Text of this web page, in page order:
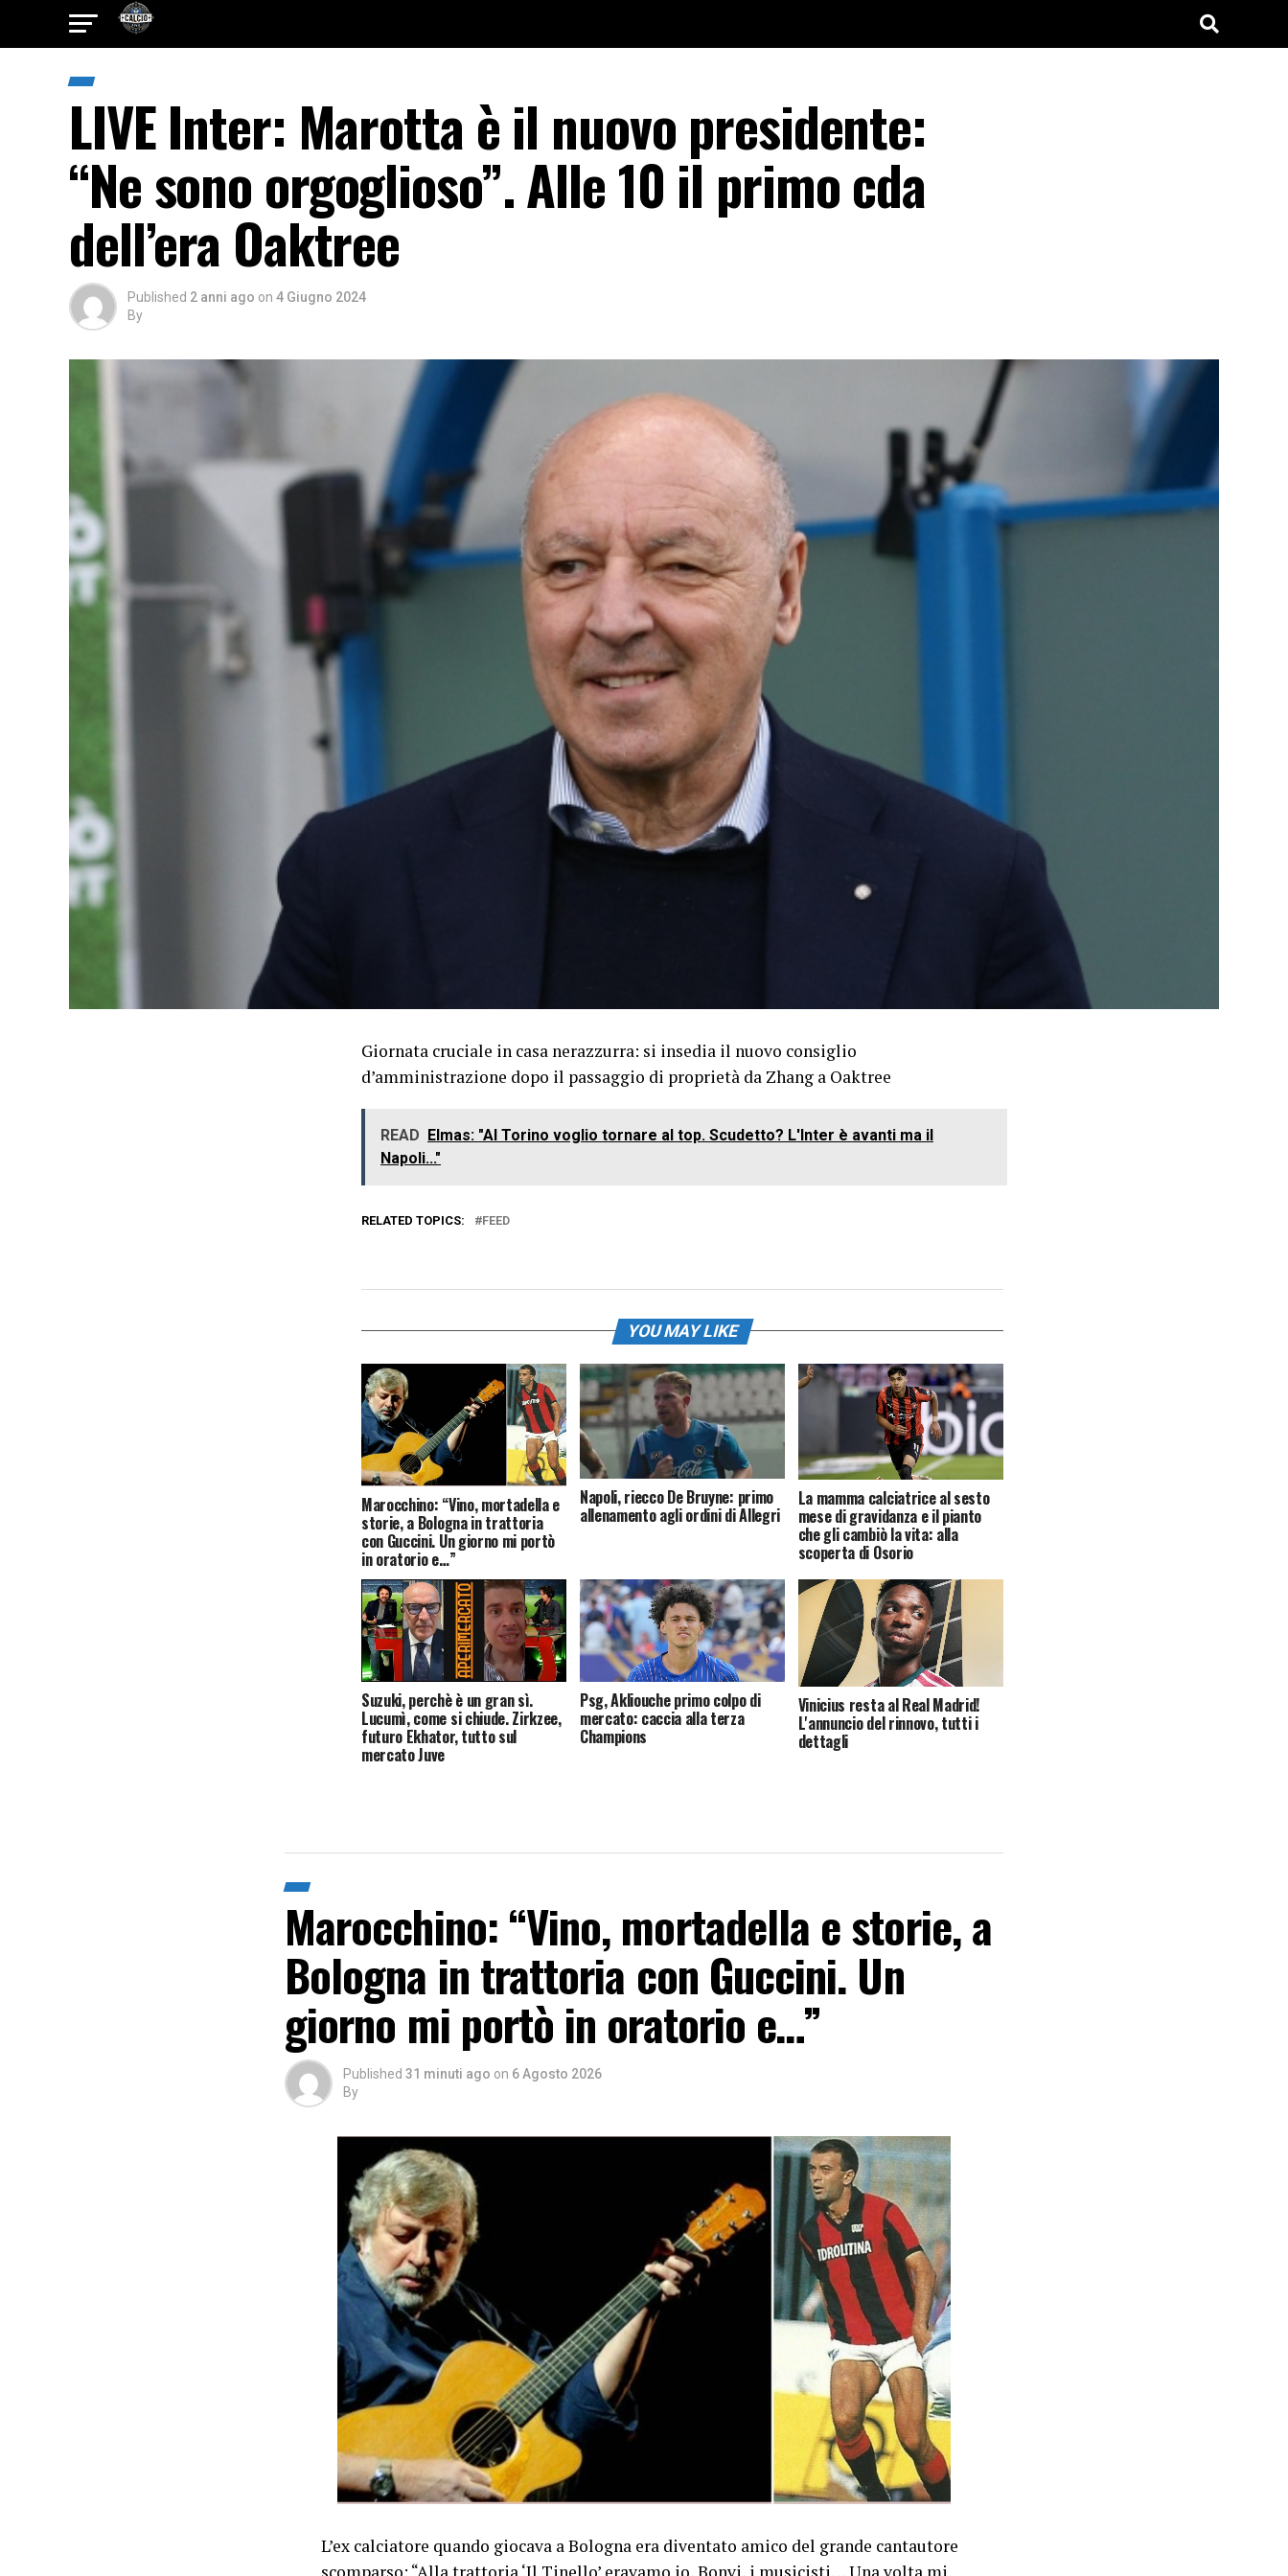
LIVE Inter: Marotta è il nuovo presidente:
“Ne sono orgoglioso”. Alle 10 il primo cda
dell’era Oaktree
Published 2 anni ago on 4 Giugno 2024
By
Giornata cruciale in casa nerazzurra: si insedia il nuovo consiglio
d’amministrazione dopo il passaggio di proprietà da Zhang a Oaktree
READ Elmas: "Al Torino voglio tornare al top. Scudetto? L'Inter è avanti ma il
Napoli..."
RELATED TOPICS: FEED
YOU MAY LIKE
Marocchino: “Vino, mortadella e
storie, a Bologna in trattoria
con Guccini. Un giorno mi portò
in oratorio e…”
Napoli, riecco De Bruyne: primo
allenamento agli ordini di Allegri
La mamma calciatrice al sesto
mese di gravidanza e il pianto
che gli cambiò la vita: alla
scoperta di Osorio
Suzuki, perchè è un gran sì.
Lucumì, come si chiude. Zirkzee,
futuro Ekhator, tutto sul
mercato Juve
Psg, Akliouche primo colpo di
mercato: caccia alla terza
Champions
Vinicius resta al Real Madrid!
L'annuncio del rinnovo, tutti i
dettagli
Marocchino: “Vino, mortadella e storie, a
Bologna in trattoria con Guccini. Un
giorno mi portò in oratorio e…”
Published 31 minuti ago on 6 Agosto 2026
By
L’ex calciatore quando giocava a Bologna era diventato amico del grande cantautore
scomparso: “Alla trattoria ‘Il Tinello’ eravamo io, Bonvi, i musicisti… Una volta mi